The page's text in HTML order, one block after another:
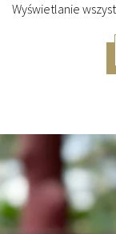
Wyświetlanie